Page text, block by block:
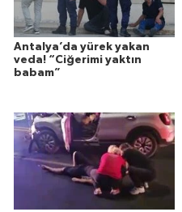
Antalya’da yürek yakan
veda! “Ciğerimi yaktın
babam”